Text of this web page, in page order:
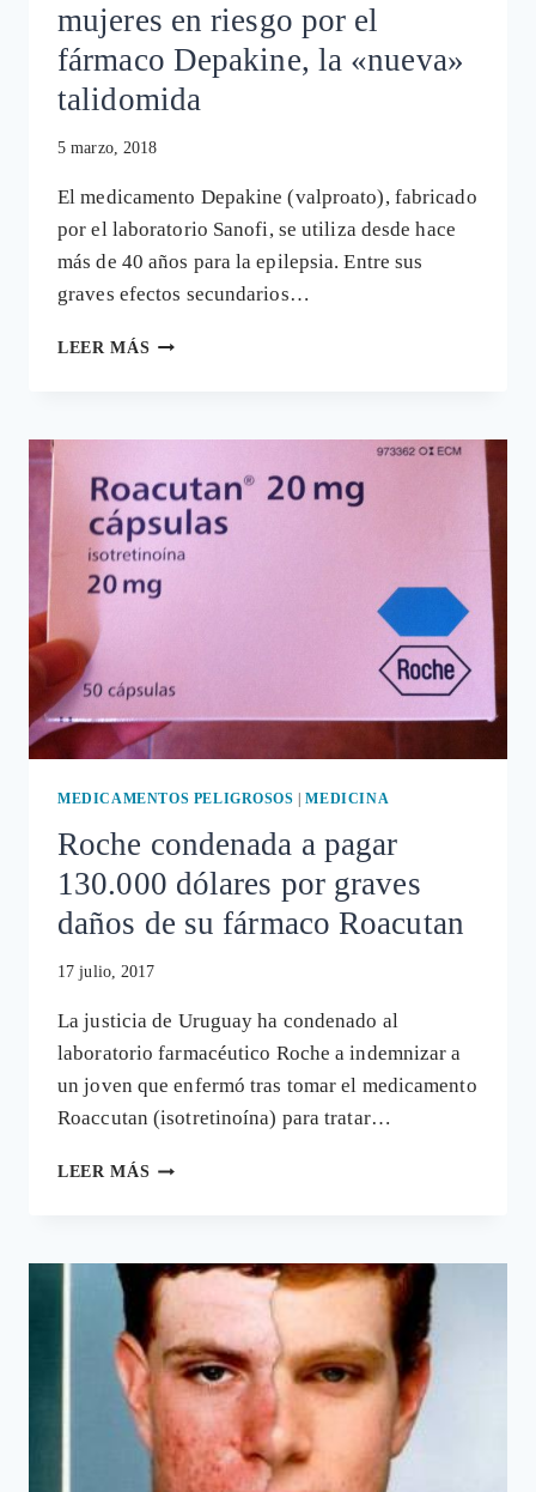
mujeres en riesgo por el
fármaco Depakine, la «nueva»
talidomida
5 marzo, 2018
El medicamento Depakine (valproato), fabricado
por el laboratorio Sanofi, se utiliza desde hace
más de 40 años para la epilepsia. Entre sus
graves efectos secundarios…
LEER MÁS EN
9.000
EN
RIESGO
POR
FÁRMACO
TALIDOMIDA
MEDICAMENTOS PELIGROSOS |MEDICINA
Roche condenada a pagar
130.000 dólares por graves
daños de su fármaco Roacutan
17 julio, 2017
La justicia de Uruguay ha condenado al
laboratorio farmacéutico Roche a indemnizar a
un joven que enfermó tras tomar el medicamento
Roaccutan (isotretinoína) para tratar…
LEER MÁS ROCHE
130.000
DÓLARES
POR
GRAVES
DAÑOS
SU
FÁRMACO
ROACUTAN